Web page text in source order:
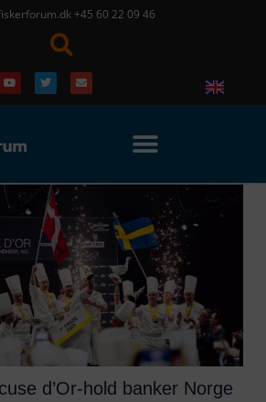
+45 60 22 09 46
d’Or-hold banker Norge